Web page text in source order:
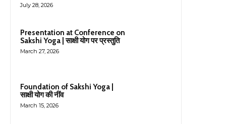
July 28, 2026
Presentation at Conference on
Sakshi Yoga | साक्षी योग पर प्रस्तुति
March 27, 2026
Foundation of Sakshi Yoga |
साक्षी योग की नींव
March 15, 2026